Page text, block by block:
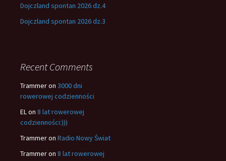
Dojczland spontan 2026 dz.4
Dojczland spontan 2026 dz.3
Recent Comments
Trammeron 3000 dni
rowerowej codzienności
ELon 8 lat rowerowej
codzienności:)))
Trammeron Radio Nowy Świat
Trammeron 8 lat rowerowej